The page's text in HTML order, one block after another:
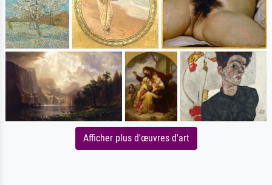
Afficher plus d'œuvres d'art